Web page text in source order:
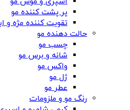
پر پشت کننده مو
تقویت کننده مژه و
حالت دهنده مو
چسب مو
شانه‌ و برس مو
واکس مو
ژل مو
عطر مو
رنگ مو و ملزومات